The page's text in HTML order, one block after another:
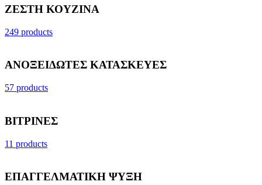
ΖΕΣΤΗ ΚΟΥΖΙΝΑ
249 products
ΑΝΟΞΕΙΔΩΤΕΣ ΚΑΤΑΣΚΕΥΕΣ
57 products
ΒΙΤΡΙΝΕΣ
11 products
ΕΠΑΓΓΕΛΜΑΤΙΚΗ ΨΥΞΗ